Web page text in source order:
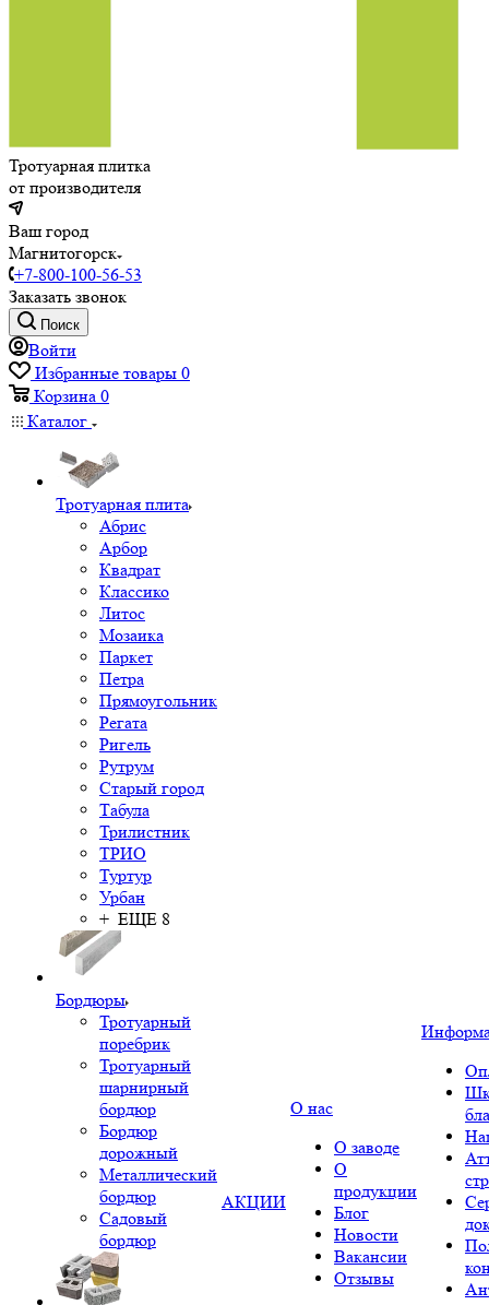
Тротуарная плитка
от производителя
Ваш город
Магнитогорск
+7-800-100-56-53
Заказать звонок
Поиск
Войти
Избранные товары 0
Корзина 0
Каталог
Тротуарная плита
Абрис
Арбор
Квадрат
Классико
Литос
Мозаика
Паркет
Петра
Прямоугольник
Регата
Ригель
Рутрум
Старый город
Табула
Трилистник
ТРИО
Туртур
Урбан
+ ЕЩЕ 8
Бордюры
Тротуарный
поребрик
Тротуарный
шарнирный
бордюр
Бордюр
дорожный
Металлический
бордюр
Садовый
бордюр
АКЦИИ
О нас
О заводе
О
продукции
Блог
Новости
Вакансии
Отзывы